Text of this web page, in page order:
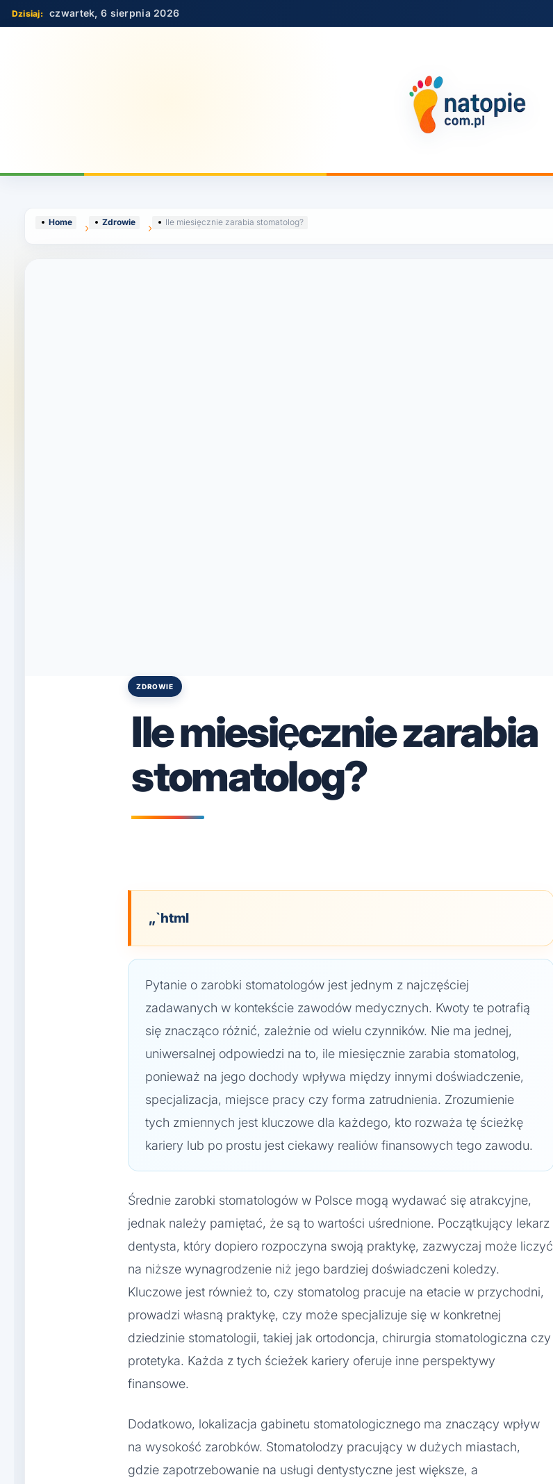
Skip
to
czwartek, 6 sierpnia 2026
Home Zdrowie Ile miesięcznie zarabia stomatolog?
Posted
ZDROWIE
Ile miesięcznie zarabia
stomatolog?
„`html
Pytanie o zarobki stomatologów jest jednym z najczęściej
zadawanych w kontekście zawodów medycznych. Kwoty te potrafią
się znacząco różnić, zależnie od wielu czynników. Nie ma jednej,
uniwersalnej odpowiedzi na to, ile miesięcznie zarabia stomatolog,
ponieważ na jego dochody wpływa między innymi doświadczenie,
specjalizacja, miejsce pracy czy forma zatrudnienia. Zrozumienie
tych zmiennych jest kluczowe dla każdego, kto rozważa tę ścieżkę
kariery lub po prostu jest ciekawy realiów finansowych tego zawodu.
Średnie zarobki stomatologów w Polsce mogą wydawać się atrakcyjne,
jednak należy pamiętać, że są to wartości uśrednione. Początkujący lekarz
dentysta, który dopiero rozpoczyna swoją praktykę, zazwyczaj może liczyć
na niższe wynagrodzenie niż jego bardziej doświadczeni koledzy.
Kluczowe jest również to, czy stomatolog pracuje na etacie w przychodni,
prowadzi własną praktykę, czy może specjalizuje się w konkretnej
dziedzinie stomatologii, takiej jak ortodoncja, chirurgia stomatologiczna czy
protetyka. Każda z tych ścieżek kariery oferuje inne perspektywy
finansowe.
Dodatkowo, lokalizacja gabinetu stomatologicznego ma znaczący wpływ
na wysokość zarobków. Stomatolodzy pracujący w dużych miastach,
gdzie zapotrzebowanie na usługi dentystyczne jest większe, a